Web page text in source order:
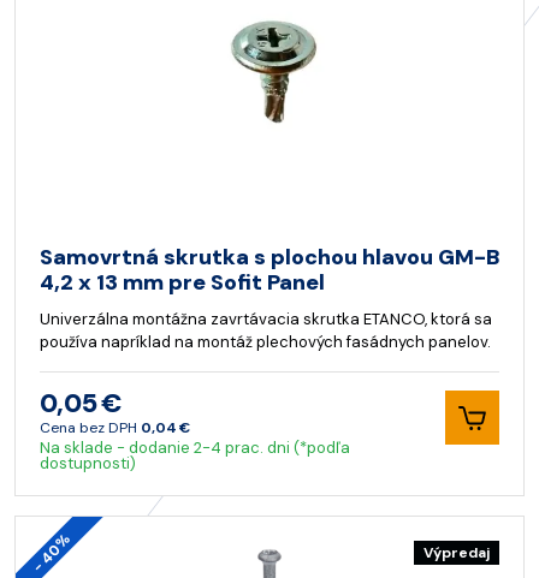
Samovrtná skrutka s plochou hlavou GM-B
4,2 x 13 mm pre Sofit Panel
Univerzálna montážna zavrtávacia skrutka ETANCO, ktorá sa
používa napríklad na montáž plechových fasádnych panelov.
0,05 €
Cena bez DPH 0,04 €
Na sklade - dodanie 2-4 prac. dni (*podľa
dostupnosti)
- 40% Výpredaj